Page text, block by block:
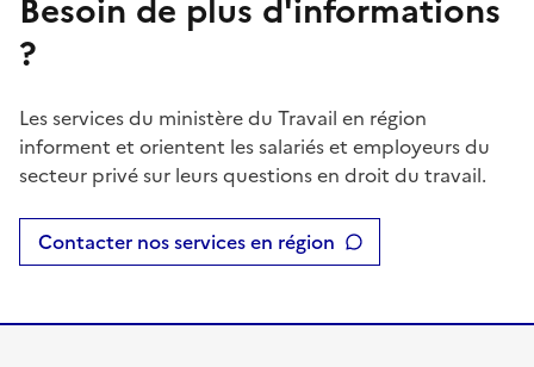
Besoin de plus d'informations
?
Les services du ministère du Travail en région
informent et orientent les salariés et employeurs du
secteur privé sur leurs questions en droit du travail.
Contacter nos services en région